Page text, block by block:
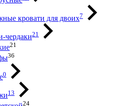
кровати для двоих7
чердаки21
21
36
0
13
24